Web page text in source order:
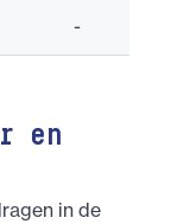
-
en
in de